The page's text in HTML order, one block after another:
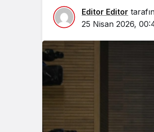
Editor Editor
25 Nisan 2026,